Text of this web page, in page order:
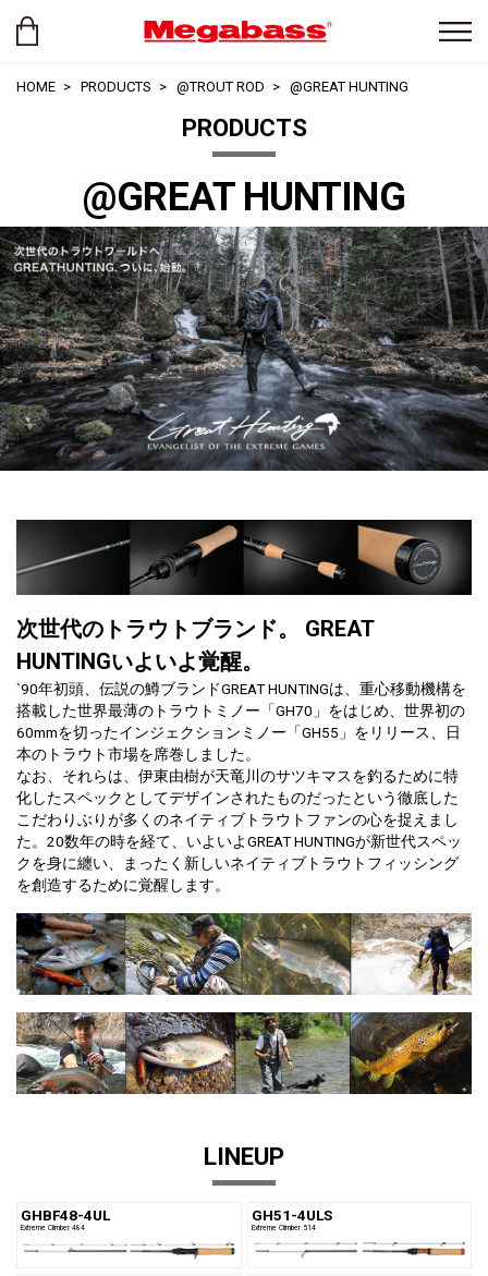
HOME PRODUCTS @TROUT ROD @GREAT HUNTING
PRODUCTS
@GREAT HUNTING
次世代のトラウトブランド。 GREAT
HUNTINGいよいよ覚醒。
`90年初頭、伝説の鱒ブランドGREAT HUNTINGは、重心移動機構を
搭載した世界最薄のトラウトミノー「GH70」をはじめ、世界初の
60mmを切ったインジェクションミノー「GH55」をリリース、日
本のトラウト市場を席巻しました。
なお、それらは、伊東由樹が天竜川のサツキマスを釣るために特
化したスペックとしてデザインされたものだったという徹底した
こだわりぶりが多くのネイティブトラウトファンの心を捉えまし
た。20数年の時を経て、いよいよGREAT HUNTINGが新世代スペッ
クを身に纏い、まったく新しいネイティブトラウトフィッシング
を創造するために覚醒します。
LINEUP
GHBF48-4UL
Extreme Climber 484
GH51-4ULS
Extreme Climber 514